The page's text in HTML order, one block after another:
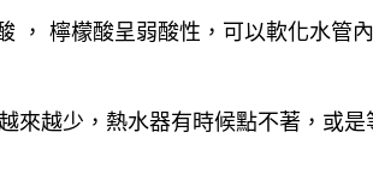
檸檬酸呈弱酸性，可以軟化水管
越少，熱水器有時候點不著，或